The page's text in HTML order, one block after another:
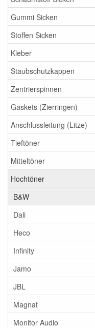
Gummi Sicken
Stoffen Sicken
Kleber
Staubschutzkappen
Zentrierspinnen
Gaskets (Zierringen)
Anschlussleitung (Litze)
Tieftöner
Mitteltöner
Hochtöner
B&W
Dali
Heco
Infinity
Jamo
JBL
Magnat
Monitor Audio